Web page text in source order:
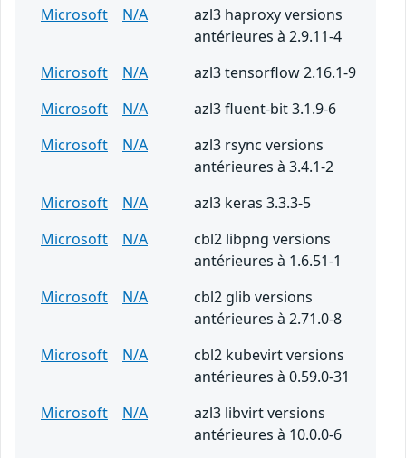
Microsoft
N/A
azl3 haproxy versions
antérieures à 2.9.11-4
Microsoft
N/A
azl3 tensorflow 2.16.1-9
Microsoft
N/A
azl3 fluent-bit 3.1.9-6
Microsoft
N/A
azl3 rsync versions
antérieures à 3.4.1-2
Microsoft
N/A
azl3 keras 3.3.3-5
Microsoft
N/A
cbl2 libpng versions
antérieures à 1.6.51-1
Microsoft
N/A
cbl2 glib versions
antérieures à 2.71.0-8
Microsoft
N/A
cbl2 kubevirt versions
antérieures à 0.59.0-31
Microsoft
N/A
azl3 libvirt versions
antérieures à 10.0.0-6